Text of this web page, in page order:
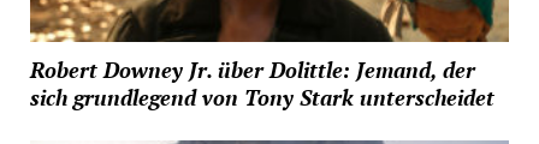
Robert Downey Jr. über Dolittle: Jemand, der
sich grundlegend von Tony Stark unterscheidet